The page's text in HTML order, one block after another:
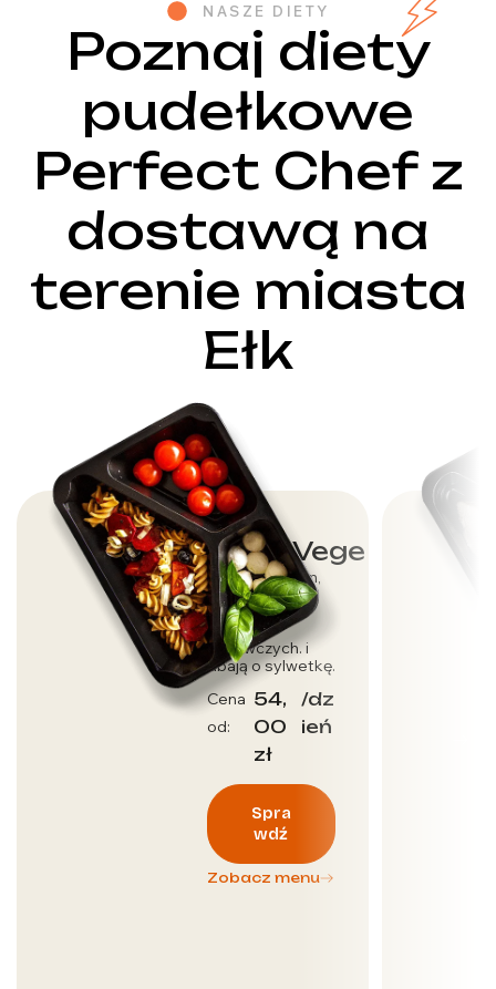
NASZE DIETY
Poznaj diety
pudełkowe
Perfect Chef z
dostawą na
terenie miasta
Ełk
Dieta Vege
Dla wegetarian,
którzy dbają o
dostarczenie
wartości
odżywczych. i
dbają o sylwetkę.
Cena
od:
54,
00
zł
/dz
ień
Spra
wdź
Zobacz menu